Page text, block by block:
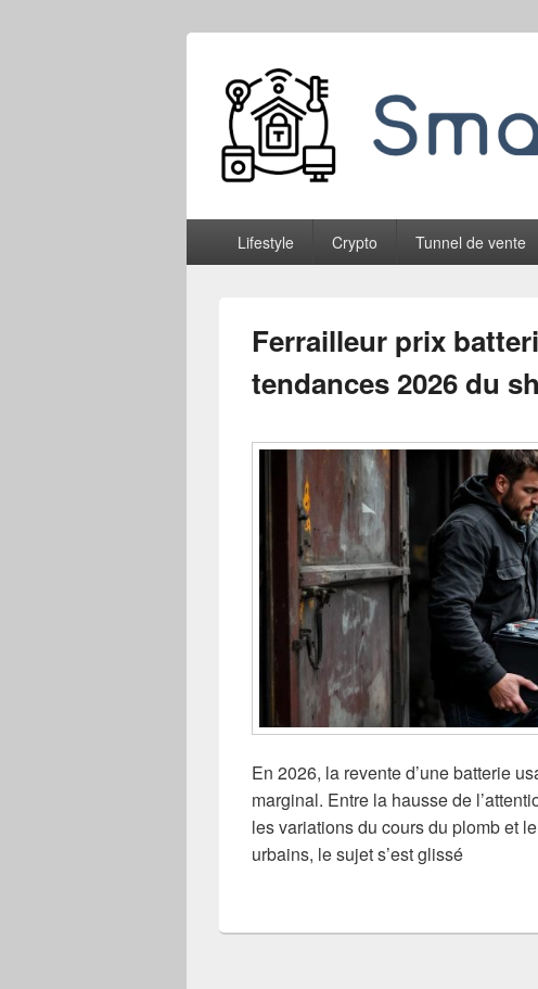
Smableone
principalLifestyle Crypto Tunnel de vente
Ferrailleur prix
tendances 2026 du
En 2026, la revente d’une batterie
marginal. Entre la hausse de
les variations du cours du plomb et
urbains, le sujet s’est glissé